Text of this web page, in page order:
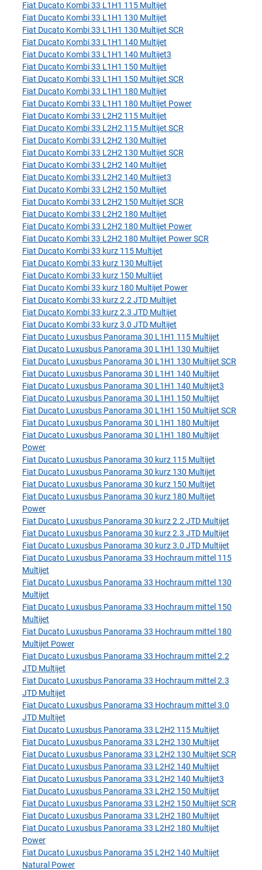
Fiat Ducato Kombi 33 L1H1 115 Multijet
Fiat Ducato Kombi 33 L1H1 130 Multijet
Fiat Ducato Kombi 33 L1H1 130 Multijet SCR
Fiat Ducato Kombi 33 L1H1 140 Multijet
Fiat Ducato Kombi 33 L1H1 140 Multijet3
Fiat Ducato Kombi 33 L1H1 150 Multijet
Fiat Ducato Kombi 33 L1H1 150 Multijet SCR
Fiat Ducato Kombi 33 L1H1 180 Multijet
Fiat Ducato Kombi 33 L1H1 180 Multijet Power
Fiat Ducato Kombi 33 L2H2 115 Multijet
Fiat Ducato Kombi 33 L2H2 115 Multijet SCR
Fiat Ducato Kombi 33 L2H2 130 Multijet
Fiat Ducato Kombi 33 L2H2 130 Multijet SCR
Fiat Ducato Kombi 33 L2H2 140 Multijet
Fiat Ducato Kombi 33 L2H2 140 Multijet3
Fiat Ducato Kombi 33 L2H2 150 Multijet
Fiat Ducato Kombi 33 L2H2 150 Multijet SCR
Fiat Ducato Kombi 33 L2H2 180 Multijet
Fiat Ducato Kombi 33 L2H2 180 Multijet Power
Fiat Ducato Kombi 33 L2H2 180 Multijet Power SCR
Fiat Ducato Kombi 33 kurz 115 Multijet
Fiat Ducato Kombi 33 kurz 130 Multijet
Fiat Ducato Kombi 33 kurz 150 Multijet
Fiat Ducato Kombi 33 kurz 180 Multijet Power
Fiat Ducato Kombi 33 kurz 2.2 JTD Multijet
Fiat Ducato Kombi 33 kurz 2.3 JTD Multijet
Fiat Ducato Kombi 33 kurz 3.0 JTD Multijet
Fiat Ducato Luxusbus Panorama 30 L1H1 115 Multijet
Fiat Ducato Luxusbus Panorama 30 L1H1 130 Multijet
Fiat Ducato Luxusbus Panorama 30 L1H1 130 Multijet SCR
Fiat Ducato Luxusbus Panorama 30 L1H1 140 Multijet
Fiat Ducato Luxusbus Panorama 30 L1H1 140 Multijet3
Fiat Ducato Luxusbus Panorama 30 L1H1 150 Multijet
Fiat Ducato Luxusbus Panorama 30 L1H1 150 Multijet SCR
Fiat Ducato Luxusbus Panorama 30 L1H1 180 Multijet
Fiat Ducato Luxusbus Panorama 30 L1H1 180 Multijet
Power
Fiat Ducato Luxusbus Panorama 30 kurz 115 Multijet
Fiat Ducato Luxusbus Panorama 30 kurz 130 Multijet
Fiat Ducato Luxusbus Panorama 30 kurz 150 Multijet
Fiat Ducato Luxusbus Panorama 30 kurz 180 Multijet
Power
Fiat Ducato Luxusbus Panorama 30 kurz 2.2 JTD Multijet
Fiat Ducato Luxusbus Panorama 30 kurz 2.3 JTD Multijet
Fiat Ducato Luxusbus Panorama 30 kurz 3.0 JTD Multijet
Fiat Ducato Luxusbus Panorama 33 Hochraum mittel 115
Multijet
Fiat Ducato Luxusbus Panorama 33 Hochraum mittel 130
Multijet
Fiat Ducato Luxusbus Panorama 33 Hochraum mittel 150
Multijet
Fiat Ducato Luxusbus Panorama 33 Hochraum mittel 180
Multijet Power
Fiat Ducato Luxusbus Panorama 33 Hochraum mittel 2.2
JTD Multijet
Fiat Ducato Luxusbus Panorama 33 Hochraum mittel 2.3
JTD Multijet
Fiat Ducato Luxusbus Panorama 33 Hochraum mittel 3.0
JTD Multijet
Fiat Ducato Luxusbus Panorama 33 L2H2 115 Multijet
Fiat Ducato Luxusbus Panorama 33 L2H2 130 Multijet
Fiat Ducato Luxusbus Panorama 33 L2H2 130 Multijet SCR
Fiat Ducato Luxusbus Panorama 33 L2H2 140 Multijet
Fiat Ducato Luxusbus Panorama 33 L2H2 140 Multijet3
Fiat Ducato Luxusbus Panorama 33 L2H2 150 Multijet
Fiat Ducato Luxusbus Panorama 33 L2H2 150 Multijet SCR
Fiat Ducato Luxusbus Panorama 33 L2H2 180 Multijet
Fiat Ducato Luxusbus Panorama 33 L2H2 180 Multijet
Power
Fiat Ducato Luxusbus Panorama 35 L2H2 140 Multijet
Natural Power